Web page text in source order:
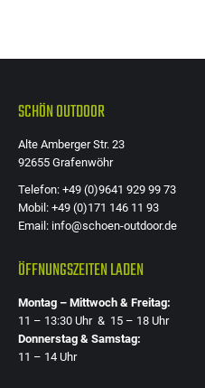
SCHÖN OUTDOOR
Alte Amberger Str. 23
92655 Grafenwöhr
Telefon: +49 (0)9641 929 99 73
Mobil: +49 (0)171 146 11 93
Email: info@schoen-outdoor.de
ÖFFNUNGSZEITEN LADEN
Montag – Mittwoch & Freitag:
11 – 13:30 Uhr & 15 – 18 Uhr
Donnerstag & Samstag:
11 – 14 Uhr